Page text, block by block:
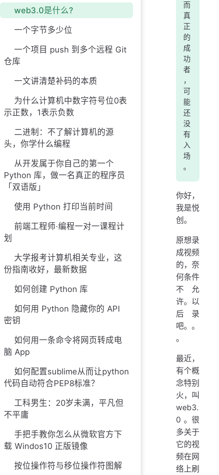
web3.0是什么?
一个字节多少位
一个项目 push 到多个远程 Git
仓库
一文讲清楚补码的本质
为什么计算机中数字符号位0表
示正数，1表示负数
二进制：不了解计算机的源
头，你学什么编程
从开发属于你自己的第一个
Python 库，做一名真正的程序员
「双语版」
使用 Python 打印当前时间
前端工程师·编程一对一课程计
划
大学报考计算机相关专业，这
份指南收好，最新数据
如何创建 Python 库
如何用 Python 隐藏你的 API
密钥
如何用一条命令将网页转成电
脑 App
如何配置sublime从而让python
代码自动符合PEP8标准？
工科男生：20岁未满，平凡但
不平庸
手把手教你怎么从微软官方下
载 Windos10 正版镜像
按位操作符与移位操作符图解
而
真
正
的
成
功
者
，
可
能
还
没
有
入
场
。
你好，
我是悦
创。
原想录
成视频
的，奈
何条件
不允
许。以
后录
吧。。
。
最近，
有个概
念特别
火，叫
web3.
0 。很
多关于
它的视
频在网
络上刷